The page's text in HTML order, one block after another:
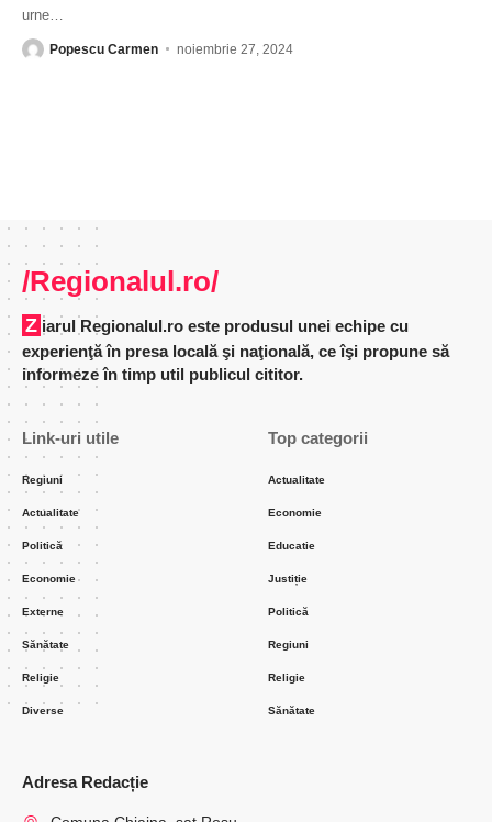
urne
Popescu Carmen noiembrie 27, 2024
/Regionalul.ro/
Ziarul Regionalul.ro este produsul unei echipe cu
experienţă în presa locală şi naţională, ce îşi propune să
informeze în timp util publicul cititor.
Link-uri utile
Regiuni
Actualitate
Politică
Economie
Externe
Sănătate
Religie
Diverse
Top categorii
Actualitate
Economie
Educatie
Justiție
Politică
Regiuni
Religie
Sănătate
Adresa Redacție